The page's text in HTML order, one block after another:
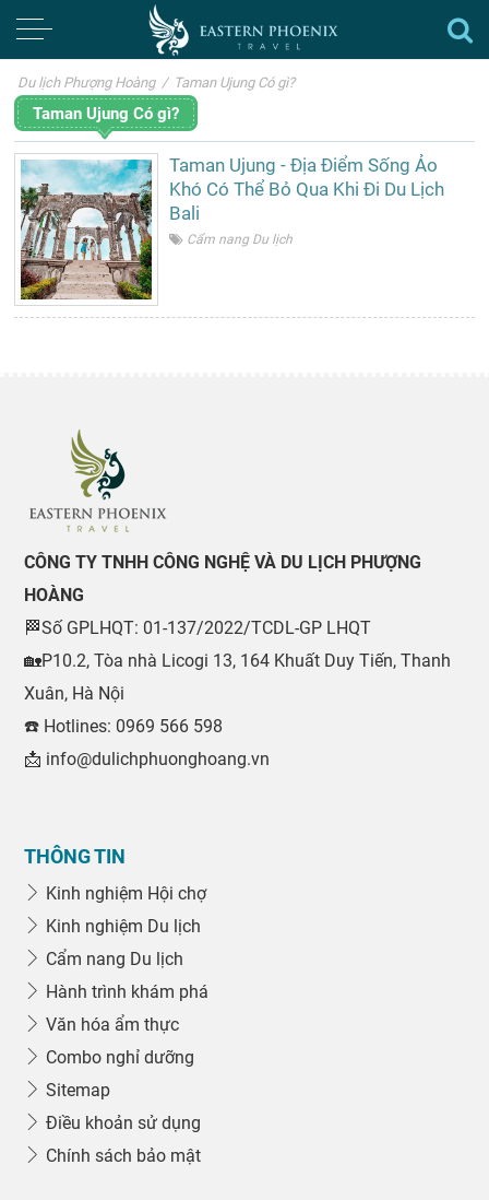
Du lịch Phượng Hoàng / Taman Ujung Có gì?
Taman Ujung Có gì?
Taman Ujung - Địa Điểm Sống Ảo
Khó Có Thể Bỏ Qua Khi Đi Du Lịch
Bali
Cẩm nang Du lịch
CÔNG TY TNHH CÔNG NGHỆ VÀ DU LỊCH PHƯỢNG
HOÀNG
🏁Số GPLHQT: 01-137/2022/TCDL-GP LHQT
🏡P10.2, Tòa nhà Licogi 13, 164 Khuất Duy Tiến, Thanh
Xuân, Hà Nội
☎️ Hotlines: 0969 566 598
📩 info@dulichphuonghoang.vn
THÔNG TIN
Kinh nghiệm Hội chợ
Kinh nghiệm Du lịch
Cẩm nang Du lịch
Hành trình khám phá
Văn hóa ẩm thực
Combo nghỉ dưỡng
Sitemap
Điều khoản sử dụng
Chính sách bảo mật